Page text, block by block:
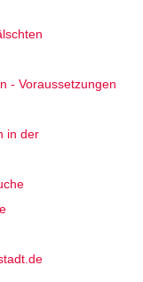
- Voraussetzungen
in der